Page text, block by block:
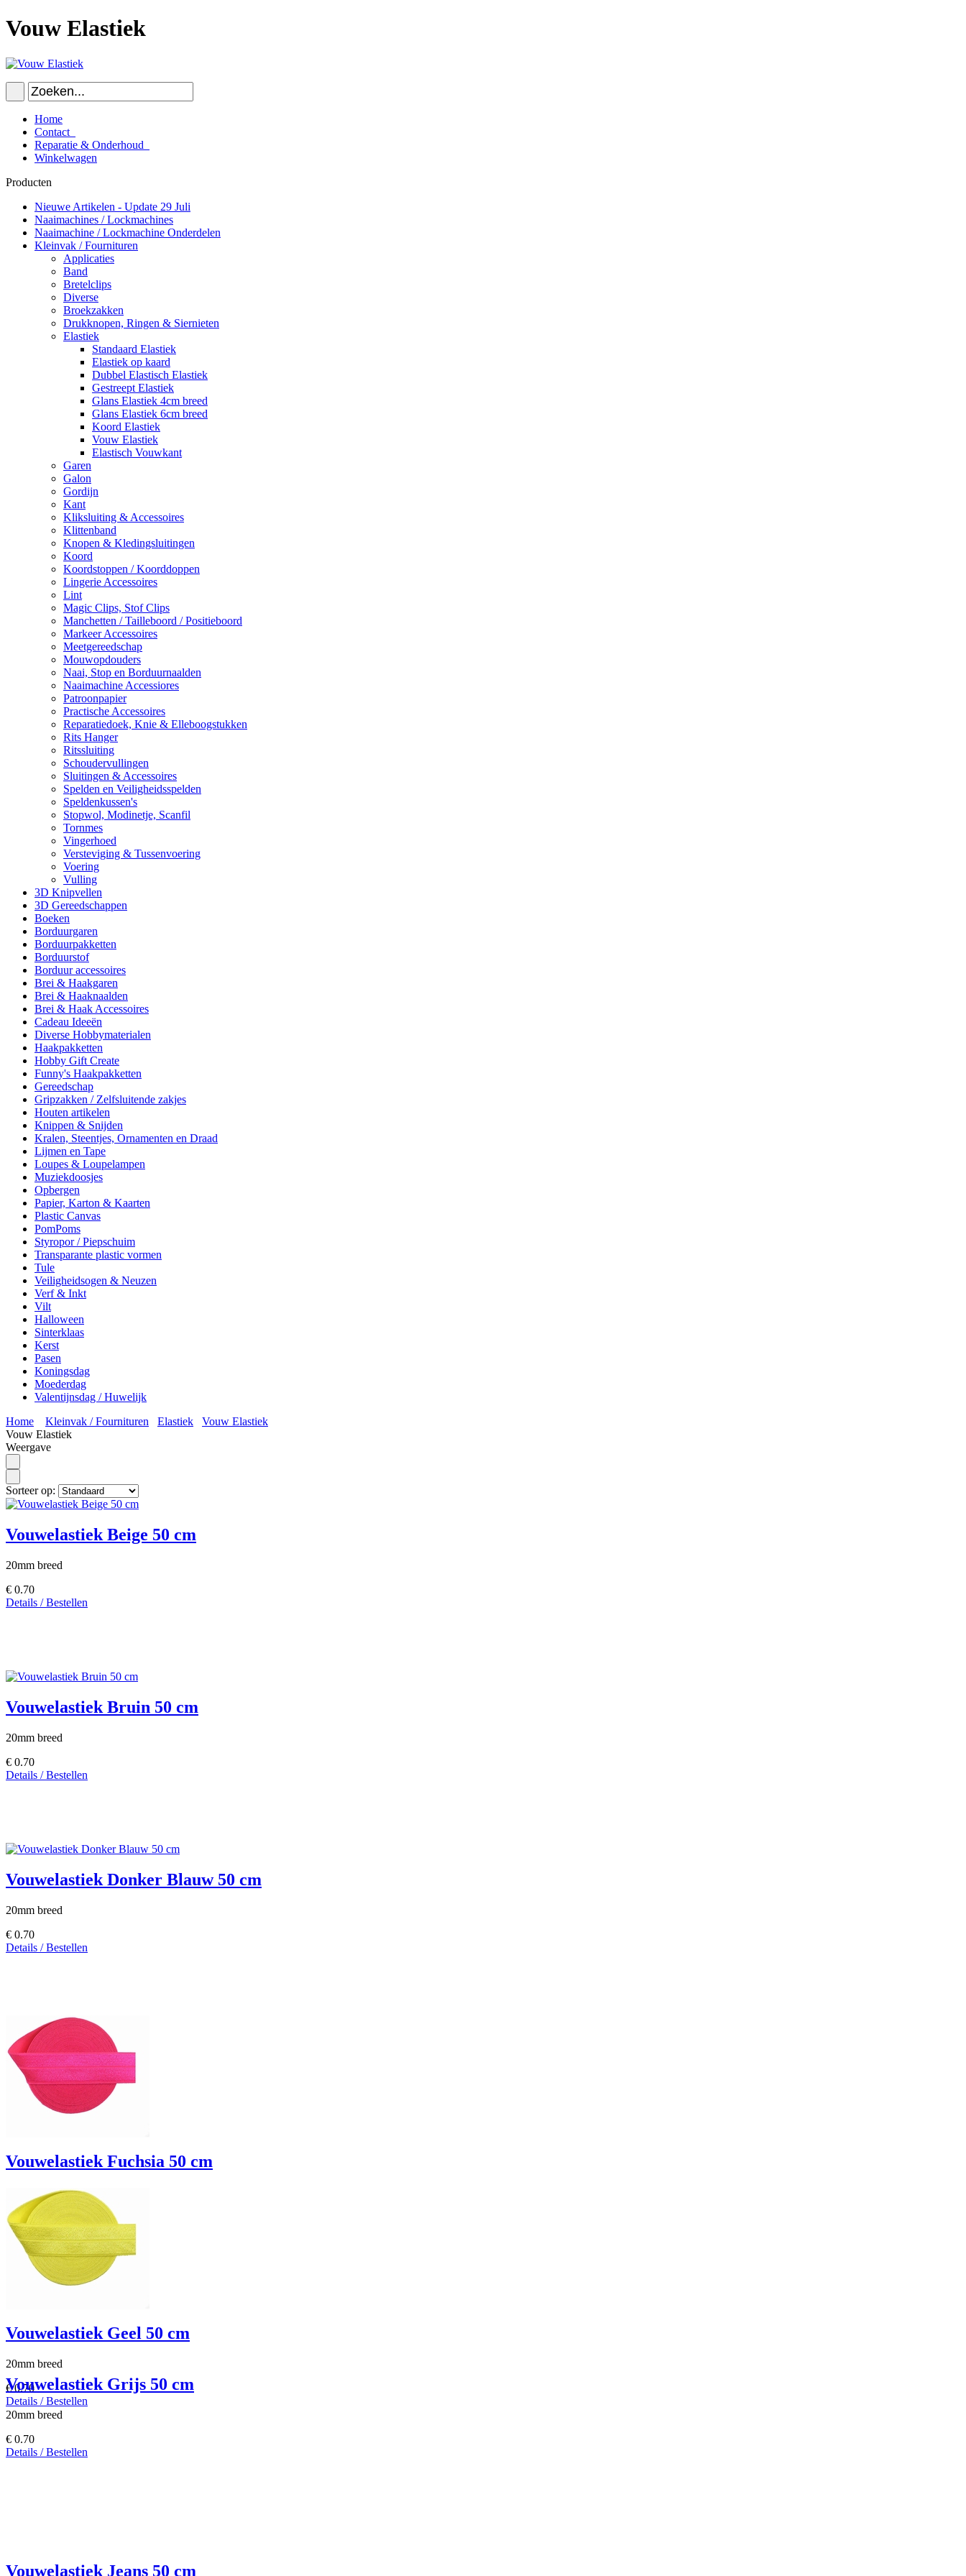
Vouw Elastiek
Home
Contact
Reparatie & Onderhoud
Winkelwagen
Producten
Nieuwe Artikelen - Update 29 Juli
Naaimachines / Lockmachines
Naaimachine / Lockmachine Onderdelen
Kleinvak / Fournituren
Applicaties
Band
Bretelclips
Diverse
Broekzakken
Drukknopen, Ringen & Siernieten
Elastiek
Standaard Elastiek
Elastiek op kaard
Dubbel Elastisch Elastiek
Gestreept Elastiek
Glans Elastiek 4cm breed
Glans Elastiek 6cm breed
Koord Elastiek
Vouw Elastiek
Elastisch Vouwkant
Garen
Galon
Gordijn
Kant
Kliksluiting & Accessoires
Klittenband
Knopen & Kledingsluitingen
Koord
Koordstoppen / Koorddoppen
Lingerie Accessoires
Lint
Magic Clips, Stof Clips
Manchetten / Tailleboord / Positieboord
Markeer Accessoires
Meetgereedschap
Mouwopdouders
Naai, Stop en Borduurnaalden
Naaimachine Accessiores
Patroonpapier
Practische Accessoires
Reparatiedoek, Knie & Elleboogstukken
Rits Hanger
Ritssluiting
Schoudervullingen
Sluitingen & Accessoires
Spelden en Veiligheidsspelden
Speldenkussen's
Stopwol, Modinetje, Scanfil
Tornmes
Vingerhoed
Versteviging & Tussenvoering
Voering
Vulling
3D Knipvellen
3D Gereedschappen
Boeken
Borduurgaren
Borduurpakketten
Borduurstof
Borduur accessoires
Brei & Haakgaren
Brei & Haaknaalden
Brei & Haak Accessoires
Cadeau Ideeën
Diverse Hobbymaterialen
Haakpakketten
Hobby Gift Create
Funny's Haakpakketten
Gereedschap
Gripzakken / Zelfsluitende zakjes
Houten artikelen
Knippen & Snijden
Kralen, Steentjes, Ornamenten en Draad
Lijmen en Tape
Loupes & Loupelampen
Muziekdoosjes
Opbergen
Papier, Karton & Kaarten
Plastic Canvas
PomPoms
Styropor / Piepschuim
Transparante plastic vormen
Tule
Veiligheidsogen & Neuzen
Verf & Inkt
Vilt
Halloween
Sinterklaas
Kerst
Pasen
Koningsdag
Moederdag
Valentijnsdag / Huwelijk
Home
Kleinvak / Fournituren Elastiek
Vouw Elastiek
Vouw Elastiek
Weergave
Sorteer op:
Vouwelastiek Beige 50 cm
20mm breed
€ 0.70
Details / Bestellen
Vouwelastiek Bruin 50 cm
20mm breed
€ 0.70
Details / Bestellen
Vouwelastiek Donker Blauw 50 cm
20mm breed
€ 0.70
Details / Bestellen
Vouwelastiek Fuchsia 50 cm
20mm breed
€ 0.70
Details / Bestellen
Vouwelastiek Geel 50 cm
20mm breed
€ 0.70
Details / Bestellen
Vouwelastiek Grijs 50 cm
20mm breed
€ 0.70
Details / Bestellen
Vouwelastiek Jeans 50 cm